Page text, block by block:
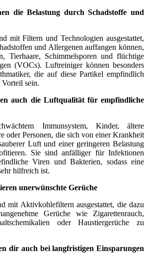
die Belastung durch Schadstoffe und
mit Filtern und Technologien ausgestattet,
und Allergenen auffangen können,
Tierhaare, Schimmelsporen und flüchtige
(VOCs). Luftreiniger können besonders
die auf diese Partikel empfindlich
sein.
auch die Luftqualität für empfindliche
Immunsystem, Kinder, ältere
oder Personen, die sich von einer Krankheit
Luft und einer geringeren Belastung
Sie sind anfälliger für Infektionen
Viren und Bakterien, sodass eine
hilfreich ist.
unerwünschte Gerüche
mit Aktivkohlefiltern ausgestattet, die dazu
Gerüche wie Zigarettenrauch,
oder Haustiergerüche zu
dir auch bei langfristigen Einsparungen